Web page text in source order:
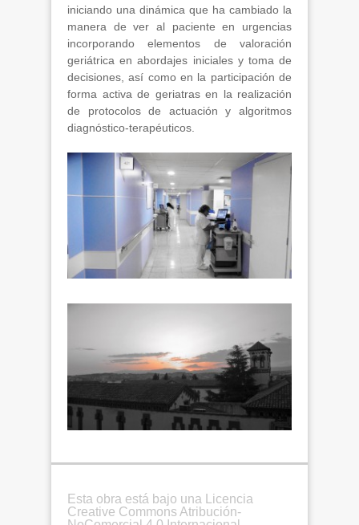
iniciando una dinámica que ha cambiado la
manera de ver al paciente en urgencias
incorporando elementos de valoración
geriátrica en abordajes iniciales y toma de
decisiones, así como en la participación de
forma activa de geriatras en la realización
de protocolos de actuación y algoritmos
diagnóstico-terapéuticos.
Esta obra está bajo una Licencia
Creative Commons Atribución-